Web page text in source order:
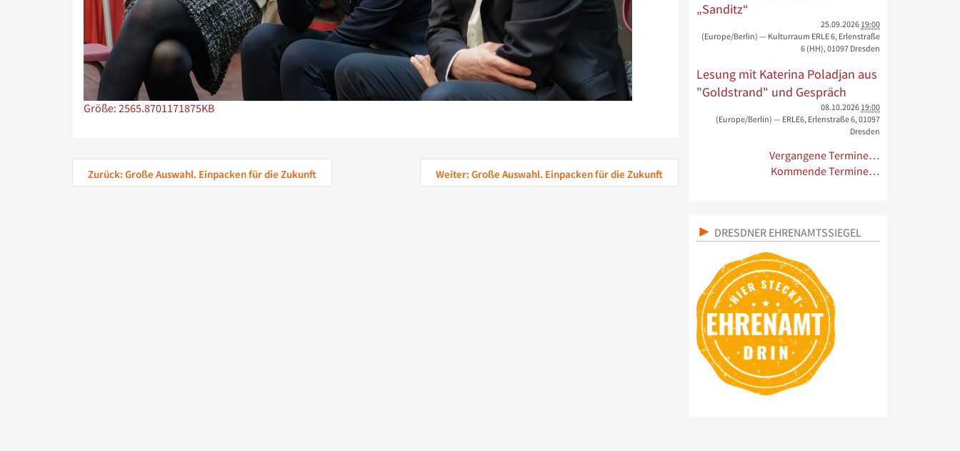
Zeige Bild in voller Größe…
Größe: 2565.8701171875KB
Zurück: Große Auswahl. Einpacken für die Zukunft Weiter: Große Auswahl. Einpacken für die Zukunft
„Sanditz“
25.09.2026 19:00
(Europe/Berlin) — Kulturraum ERLE 6, Erlenstraße
6 (HH), 01097 Dresden
Lesung mit Katerina Poladjan aus
"Goldstrand" und Gespräch
08.10.2026 19:00
(Europe/Berlin) — ERLE6, Erlenstraße 6, 01097
Dresden
Vergangene Termine…
Kommende Termine…
DRESDNER EHRENAMTSSIEGEL